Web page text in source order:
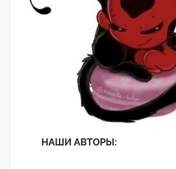
НАШИ АВТОРЫ: